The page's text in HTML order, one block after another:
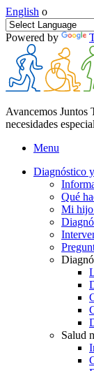
English o
Powered by
Avancemos Juntos
necesidades
Menu
Diagnóstico
Qué
Mi hijo
Salud